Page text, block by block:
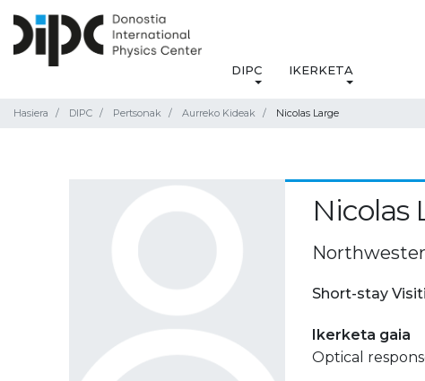
DIPC IKERKETA
Hasiera DIPC Pertsonak Aurreko Kideak Nicolas Large
Nicolas
Short-stay
Ikerketa gaia
Optical